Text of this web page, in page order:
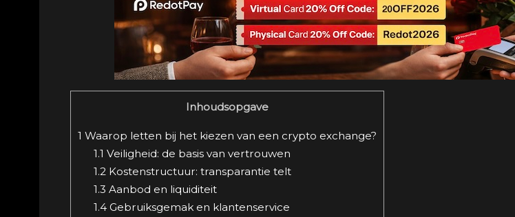
Inhoudsopgave
1 Waarop letten bij het kiezen van een crypto exchange?
1.1 Veiligheid: de basis van vertrouwen
1.2 Kostenstructuur: transparantie telt
1.3 Aanbod en liquiditeit
1.4Gebruiksgemak en klantenservice